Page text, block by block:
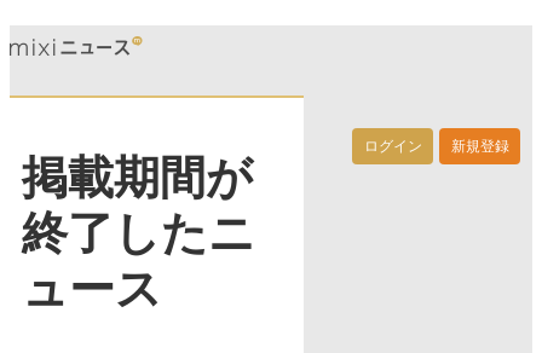
ログイン 新規登録
掲載期間が
終了したニ
ュース